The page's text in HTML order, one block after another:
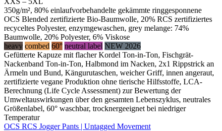
350g/m², 80% einlaufvorbehandelte gekämmte ringgesponnene
OCS Blended zertifizierte Bio-Baumwolle, 20% RCS zertifiziertes
recyceltes Polyester, enzymgewaschen, grey melange: 74%
Baumwolle, 20% Polyester, 6% Viskose
heavy combed 60° neutral label NEW 2026
Gefütterte Kapuze mit flacher Kordel Ton-in-Ton, Fischgrät-
Nackenband Ton-in-Ton, Halbmond im Nacken, 2x1 Rippstrick an
Ärmeln und Bund, Kängurutaschen, weicher Griff, innen angeraut,
zertifizierte vegane Produktion ohne tierische Hilfsstoffe, LCA-
Berechnung (Life Cycle Assessment) zur Bewertung der
Umweltauswirkungen über den gesamten Lebenszyklus, neutrales
Größenlabel, 60° waschbar, trocknergeeignet bei niedriger
Temperatur
OCS RCS Jogger Pants | Untagged Movement